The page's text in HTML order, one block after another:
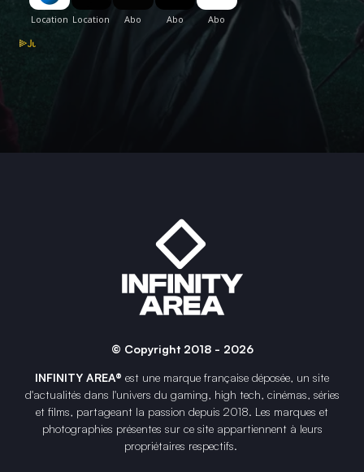
© Copyright 2018 - 2026
INFINITY AREA® est une marque française déposée, un site
d'actualités dans l'univers du gaming, high tech, cinémas, séries
et films, partageant la passion depuis 2018. Les marques et
photographies présentes sur ce site appartiennent à leurs
propriétaires respectifs.